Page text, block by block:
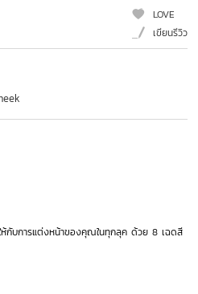
LOVE
เขียนรีวิว
กับการแต่งหน้าของคุณในทุกลุค ด้วย 8 เฉดสี